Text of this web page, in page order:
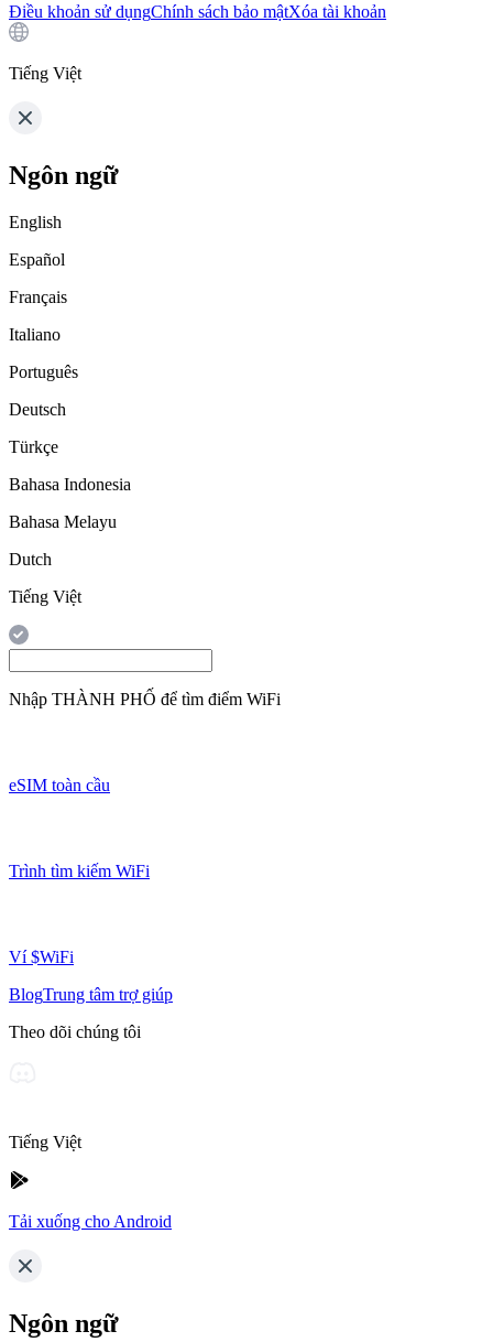
Điều khoản sử dụngChính sách bảo mậtXóa tài khoản
Tiếng Việt
Ngôn ngữ
English
Español
Français
Italiano
Português
Deutsch
Türkçe
Bahasa Indonesia
Bahasa Melayu
Dutch
Tiếng Việt
Nhập THÀNH PHỐ để tìm điểm WiFi
eSIM toàn cầu
Trình tìm kiếm WiFi
Ví $WiFi
BlogTrung tâm trợ giúp
Theo dõi chúng tôi
Tiếng Việt
Tải xuống cho Android
Ngôn ngữ